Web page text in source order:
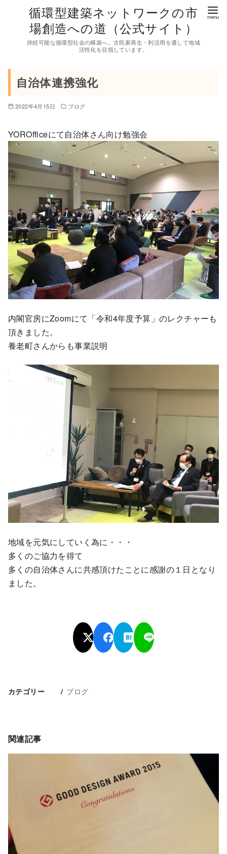
循環型建築ネットワークの市
場創造への道（公式サイト）
持続可能な循環型社会の構築へ。古民家再生・利活用を通して地域
活性化を目指しています。
自治体連携強化
2022年4月15日 ブログ
YOROfficeにて自治体さん向け勉強会
内閣官房にZoomにて「令和4年度予算」のレクチャーも
頂きました。
養老町さんからも事業説明
地域を元気にしていく為に・・・
多くのご協力を得て
多くの自治体さんに共感頂けたことに感謝の１日となり
ました。
カテゴリー ブログ
関連記事